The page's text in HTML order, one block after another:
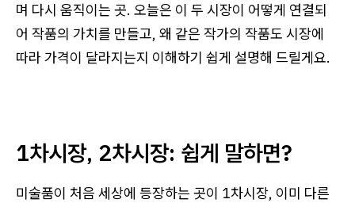
며 다시 움직이는 곳. 오늘은 이 두 시장이 어떻게 연결되
어 작품의 가치를 만들고, 왜 같은 작가의 작품도 시장에
따라 가격이 달라지는지 이해하기 쉽게 설명해 드릴게요.
1차시장, 2차시장: 쉽게 말하면?
미술품이 처음 세상에 등장하는 곳이 1차시장, 이미 다른